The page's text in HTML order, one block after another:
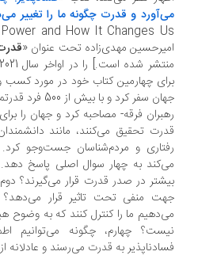
و قدرت چگونه ما را تغییر می‌دهد
مهد‌ی‌زاده تحت عنوان «قدرت و
منتشر شده
چهارمین کتاب خود در مورد کسب و
جهان سفر کرد و با بیش از
فرقه- مصاحبه کرد و جهان را برای یافتن
تحقیق می‌کنند، مانند دانشمندان علوم
و مردم‌شناسان جست‌وجو کرد.
به چهار سوال اصلی پاسخ دهد. اول
در صدر قدرت قرار می‌گیرند؟ دوم، آیا
منفی تحت تاثیر قرار می‌دهد؟ سوم،
ما را کنترل کنند که به وضوح هیچ
چهارم، چگونه می‌توانیم اطمینان
به قدرت می‌رسند و عادلانه از آن